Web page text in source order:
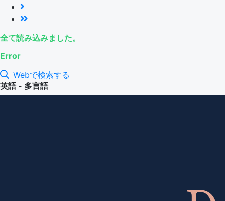
全て読み込みました。
Error
Webで検索する
英語 - 多言語